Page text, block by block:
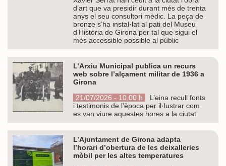
d’art que va presidir durant més de trenta
anys el seu consultori mèdic. La peça de
bronze s’ha instal·lat al pati del Museu
d’Història de Girona per tal que sigui el
més accessible possible al públic
L’Arxiu Municipal publica un recurs
web sobre l’alçament militar de 1936 a
Girona
21/07/2026 - 10.00 h
L’eina recull fonts
i testimonis de l’època per il·lustrar com
es van viure aquestes hores a la ciutat
L’Ajuntament de Girona adapta
l’horari d’obertura de les deixalleries
mòbil per les altes temperatures